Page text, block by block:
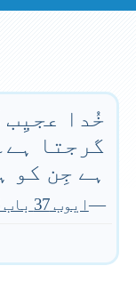
خُدا عجیِب
گرجتا
ہے جِن کو
—ایوب 37 باب 5 آیت